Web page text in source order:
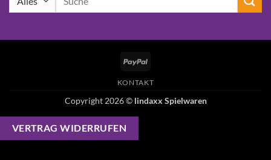
PayPal
KONTAKT
Copyright 2026 © lindaxx Spielwaren
VERTRAG WIDERRUFEN